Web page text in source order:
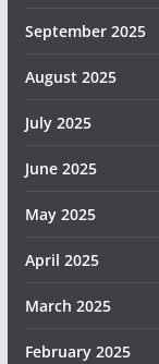
September 2025
August 2025
July 2025
June 2025
May 2025
April 2025
March 2025
February 2025